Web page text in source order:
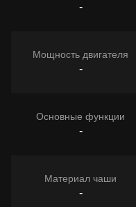
-
Мощность двигателя
-
Основные функции
-
Материал чаши
-